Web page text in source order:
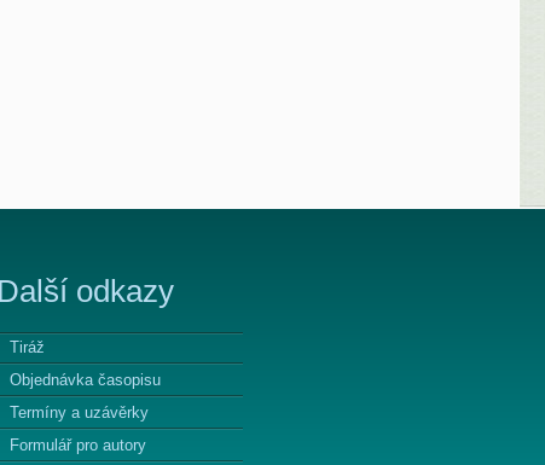
odkazy
Tiráž
Objednávka časopisu
Termíny a uzávěrky
Formulář pro autory